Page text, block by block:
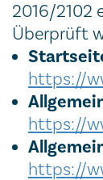
2016/2102
Überprüft
https://
https://
https://